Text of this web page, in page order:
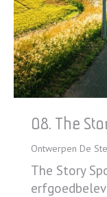
08. The
Ontwerpen De
The Story